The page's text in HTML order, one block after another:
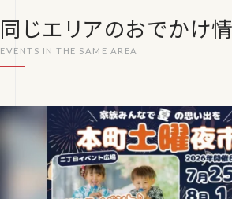
同じエリアのおでかけ